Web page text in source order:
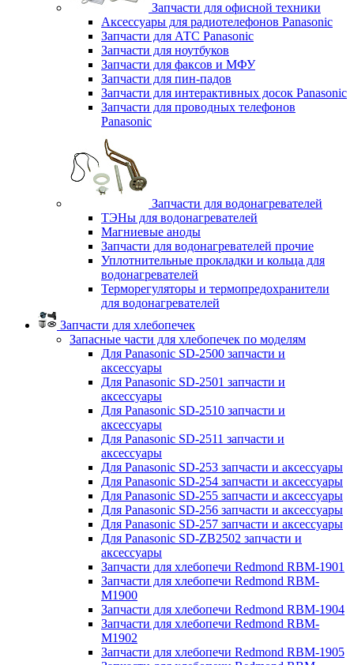
Запчасти для офисной техники
Аксессуары для радиотелефонов Panasonic
Запчасти для АТС Panasonic
Запчасти для ноутбуков
Запчасти для факсов и МФУ
Запчасти для пин-падов
Запчасти для интерактивных досок Panasonic
Запчасти для проводных телефонов
Panasonic
Запчасти для водонагревателей
ТЭНы для водонагревателей
Магниевые аноды
Запчасти для водонагревателей прочие
Уплотнительные прокладки и кольца для
водонагревателей
Терморегуляторы и термопредохранители
для водонагревателей
Запчасти для хлебопечек
Запасные части для хлебопечек по моделям
Для Panasonic SD-2500 запчасти и
аксессуары
Для Panasonic SD-2501 запчасти и
аксессуары
Для Panasonic SD-2510 запчасти и
аксессуары
Для Panasonic SD-2511 запчасти и
аксессуары
Для Panasonic SD-253 запчасти и аксессуары
Для Panasonic SD-254 запчасти и аксессуары
Для Panasonic SD-255 запчасти и аксессуары
Для Panasonic SD-256 запчасти и аксессуары
Для Panasonic SD-257 запчасти и аксессуары
Для Panasonic SD-ZB2502 запчасти и
аксессуары
Запчасти для хлебопечи Redmond RBM-1901
Запчасти для хлебопечи Redmond RBM-
M1900
Запчасти для хлебопечи Redmond RBM-1904
Запчасти для хлебопечи Redmond RBM-
M1902
Запчасти для хлебопечи Redmond RBM-1905